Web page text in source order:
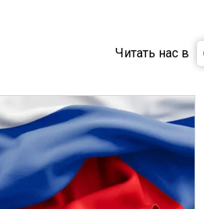
Читать нас в